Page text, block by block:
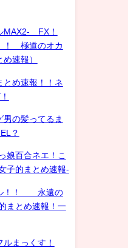
MAX2- FX！
！ 極道のオカ
速報）
とめ速報！！ネ
男の髪ってるま
？
娘百合ネエ！こ
子的まとめ速報-
ル！！ 永遠の
まとめ速報！一
まっくす！